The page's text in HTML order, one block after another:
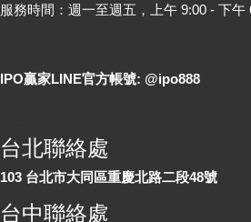
服務時間：週一至週五，上午 9:00 - 下
IPO贏家LINE官方帳號: @ipo888
台北聯絡處
103 台北市大同區重慶北路二段48號
台中聯絡處